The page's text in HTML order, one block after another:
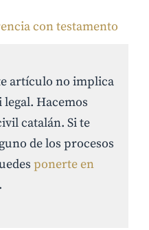
con testamento
artículo no implica
Hacemos
catalán. Si te
de los procesos
ponerte en
.